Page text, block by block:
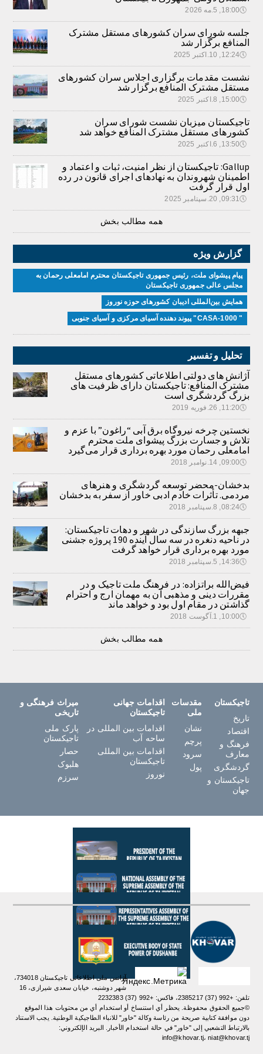
🕔18:00, 5.مه 2026
جلسه شورای سران کشورهای مستقل مشترک
المنافع برگزار شد
🕔12:24, 10.اکتبر 2025
نشست مقدمات برگزاری اجلاس سران کشورهای
مستقل مشترک المنافع برگزار شد
🕔15:00, 8.اکتبر 2025
تاجیکستان میزبان نشست شورای سران
کشورهای مستقل مشترک المنافع خواهد شد
🕔13:50, 6.اکتبر 2025
Gallup: تاجیکستان از نظر امنیت، ثبات و اعتماد و
اطمینان شهروندان به نهادهای اجرای قانون در رده
اول قرار گرفت
🕔09:31, 20.سپتامبر 2025
همه مطالب بخش
گزارش ویژه
پیام پیشوای ملت، رئیس جمهوری تاجیکستان محترم امامعلی رحمان به
مجلس عالی جمهوری تاجیکستان
همایش بین‌المللی ادیبان کشور‌های حوزه نوروز
" CASA-1000" پیوند دهنده آسیای مرکزی و آسیای جنوبی
تحلیل و تفسیر
آژانش های دولتی اطلاعاتی کشورهای مستقل
مشترک المنافع: تاجیکستان دارای ظرفیت های
بزرگ گردشگری است
🕔11:20, 26.فوریه 2019
نخستین چرخه نیروگاه برق آبی “راغون” با عزم و
تلاش و جسارت بزرگ پیشوای ملت محترم
امامعلی رحمان مورد بهره برداری قرار می‌گیرد
🕔09:00, 14.نوامبر 2018
بدخشان-محضر توسعه گردشگری و هنرهای
مردمی. تأثرات خادم ادبی خاور از سفر به بدخشان
🕔08:24, 8.سپتامبر 2018
جبهه بزرگ سازندگی در شهر و دهات تاجیکستان:
در ناحیه دنغره در سه سال آینده 190 پروژه جشنی
مورد بهره برداری قرار خواهد گرفت
🕔14:36, 5.سپتامبر 2018
فیض‌الله براتزاده: در فرهنگ ملت تاجیک و در
مقررات دینی و مذهبی آن به مهمان ارج و احترام
گذاشتن در مقام اول بود و خواهد ماند
🕔10:00, 1.آگوست 2018
همه مطالب بخش
تاجیکستان
تاریخ
اقتصاد
فرهنگ و
معارف
گردشگری
تاجیکستان و
جهان
مقدسات
ملی
نشان
پرچم
سرود
پول
اقدامات جهانی
تاجیکستان
اقدامات بین المللی در
ساحه آب
اقدامات بین المللی
تاجیکستان
نوروز
میراث فرهنگی و
تاریخی
پارک ملی
تاجیکستان
حصار
هلبوک
سرزم
آژانس ملی اطلاعاتی تاجیکستان 734018،
شهر دوشنبه، خیابان سعدی شیرازی، 16
تلفن: +992 (37) 2385217، فاکس: +992 (37) 2232383
©جميع الحقوق محفوظة. يحظر أي استنساخ أو استخدام أي من محتويات هذا الموقع
دون موافقة كتابية صريحة من رئاسة وكالة "خاور" للانباء الطاجيكية الوطنية. یجب الاستناد
بالارتباط التشعبي إلى "خاور" في حالة استخدام الأخبار. البريد الإلكتروني:
info@khovar.tj، niat@khovar.tj